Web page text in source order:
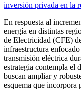
En respuesta al
energía en distintas
de Electricidad (CFE)
infraestructura
transmisión eléctrica
estrategia contempla el
buscan ampliar y
esquema que incorpora